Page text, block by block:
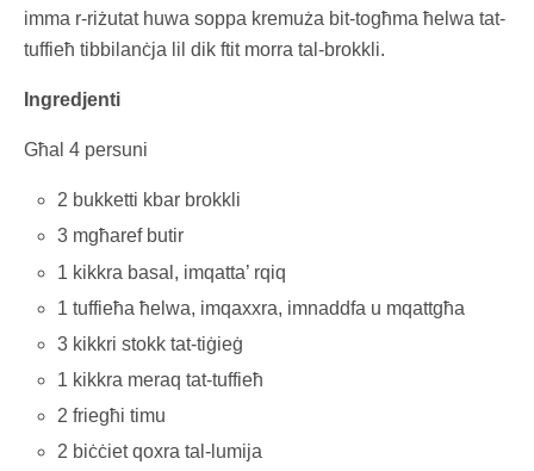
imma r-riżutat huwa soppa kremuża bit-togħma ħelwa tat-
tuffieħ tibbilanċja lil dik ftit morra tal-brokkli.
Ingredjenti
Għal 4 persuni
2 bukketti kbar brokkli
3 mgħaref butir
1 kikkra basal, imqatta’ rqiq
1 tuffieħa ħelwa, imqaxxra, imnaddfa u mqattgħa
3 kikkri stokk tat-tiġieġ
1 kikkra meraq tat-tuffieħ
2 friegħi timu
2 biċċiet qoxra tal-lumija